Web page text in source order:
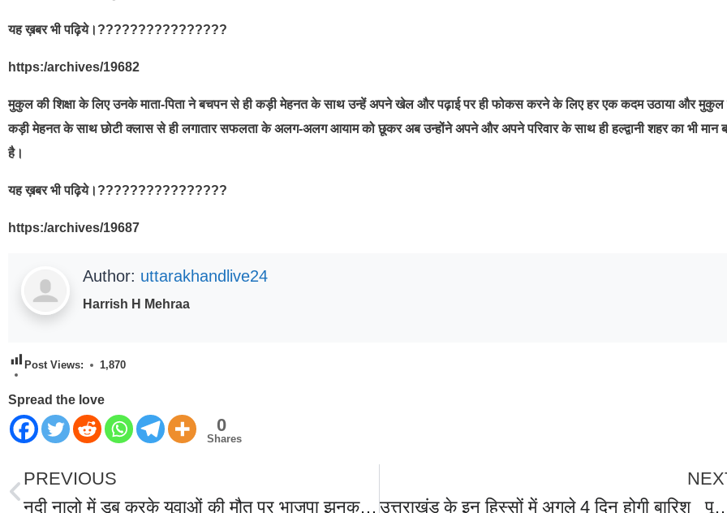
यह ख़बर भी पढ़िये।????????????????
https:/archives/19682
मुकुल की शिक्षा के लिए उनके माता-पिता ने बचपन से ही कड़ी मेहनत के साथ उन्हें अपने खेल और पढ़ाई पर ही फोकस करने के लिए हर एक कदम उठाया और मुकुल
कड़ी मेहनत के साथ छोटी क्लास से ही लगातार सफलता के अलग-अलग आयाम को छूकर अब उन्होंने अपने और अपने परिवार के साथ ही हल्द्वानी शहर का भी मान
है।
यह ख़बर भी पढ़िये।????????????????
https:/archives/19687
Author: uttarakhandlive24
Harrish H Mehraa
Post Views: 1,870
Spread the love
0
Shares
PREVIOUS
नदी नालो में डूब करके युवाओं की मौत पर भाजपा झनकट मंडल के कार्यकर्ताओं ने नदियों, नहरों के किनारे लगाए जन जागरण के लिए भावनात्मक अपील के बोर्ड।
उत्तराखंड के इन हिस्सों में अगले 4 दिन होगी बारिश _पूर्वानुमान…प्रदेश के 11 जिलों में चार दिन